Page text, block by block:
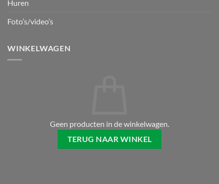
Huren
Foto’s/video’s
WINKELWAGEN
Geen producten in de winkelwagen.
TERUG NAAR WINKEL